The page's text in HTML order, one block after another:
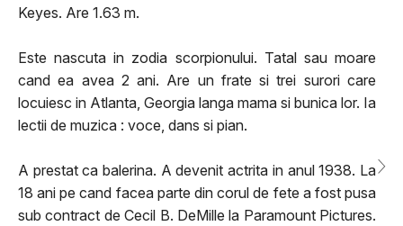
Keyes. Are 1.63 m.
Este nascuta in zodia scorpionului. Tatal sau moare
cand ea avea 2 ani. Are un frate si trei surori care
locuiesc in Atlanta, Georgia langa mama si bunica lor. Ia
lectii de muzica : voce, dans si pian.
A prestat ca balerina. A devenit actrita in anul 1938. La
18 ani pe cand facea parte din corul de fete a fost pusa
sub contract de Cecil B. DeMille la Paramount Pictures.